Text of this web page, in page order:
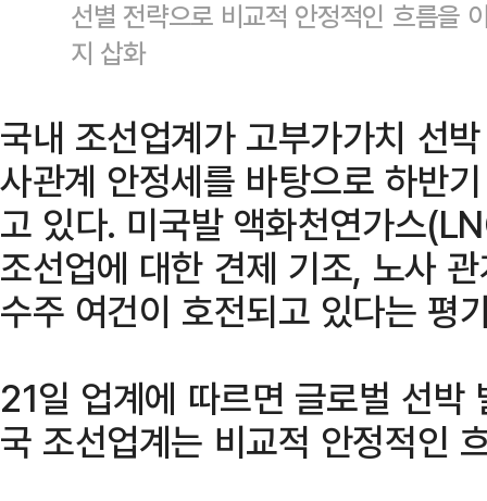
선별 전략으로 비교적 안정적인 흐름을
지 삽화
국내 조선업계가 고부가가치 선
사관계 안정세를 바탕으로 하반
고 있다. 미국발 액화천연가스
조선업에 대한 견제 기조, 노사
수주 여건이 호전되고 있다는 평
21일 업계에 따르면 글로벌 선박
국 조선업계는 비교적 안정적인